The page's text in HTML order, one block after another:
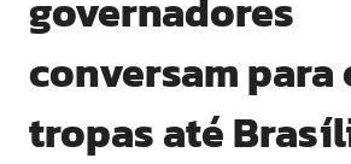
conversam
tropas até